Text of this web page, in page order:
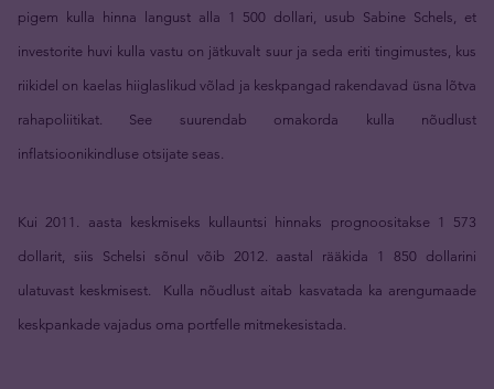
pigem kulla hinna langust alla 1 500 dollari, usub Sabine Schels, et
investorite huvi kulla vastu on jätkuvalt suur ja seda eriti tingimustes, kus
riikidel on kaelas hiiglaslikud võlad ja keskpangad rakendavad üsna lõtva
rahapoliitikat. See suurendab omakorda kulla nõudlust
inflatsioonikindluse otsijate seas.
Kui 2011. aasta keskmiseks kullauntsi hinnaks prognoositakse 1 573
dollarit, siis Schelsi sõnul võib 2012. aastal rääkida 1 850 dollarini
ulatuvast keskmisest. Kulla nõudlust aitab kasvatada ka arengumaade
keskpankade vajadus oma portfelle mitmekesistada.